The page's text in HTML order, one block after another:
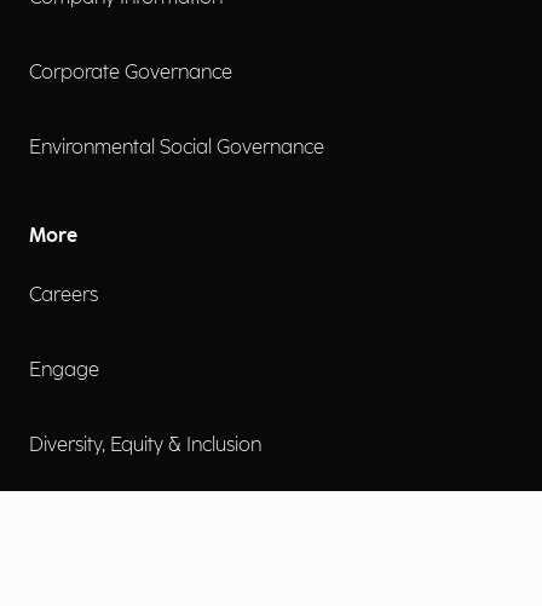
Corporate Governance
Environmental Social Governance
More
Careers
Engage
Diversity, Equity & Inclusion